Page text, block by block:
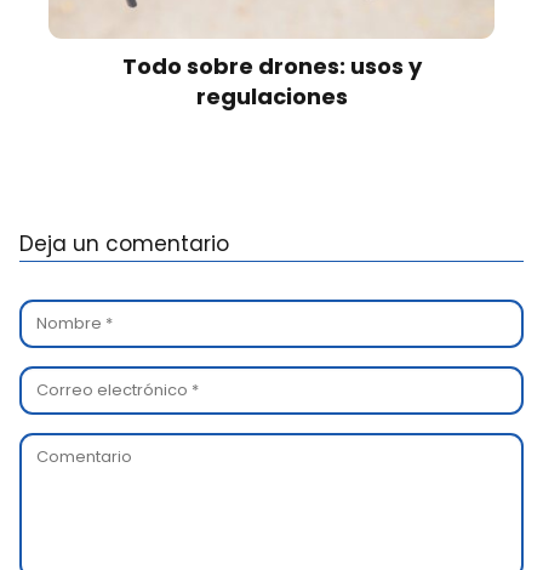
Todo sobre drones: usos y
regulaciones
Deja un comentario